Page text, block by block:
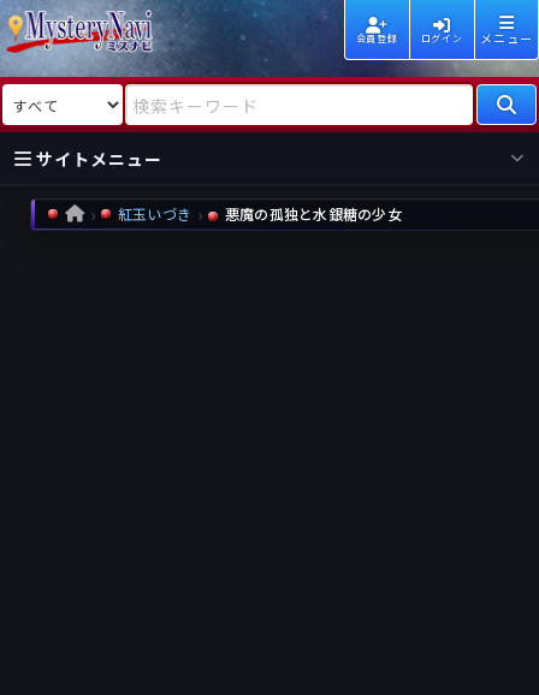
会員登録 ログイン メニュー
検索対象 検索キーワード
サイトメニュー
国内
海外
新着
HOME 紅玉いづき 悪魔の孤独と水銀糖の少女